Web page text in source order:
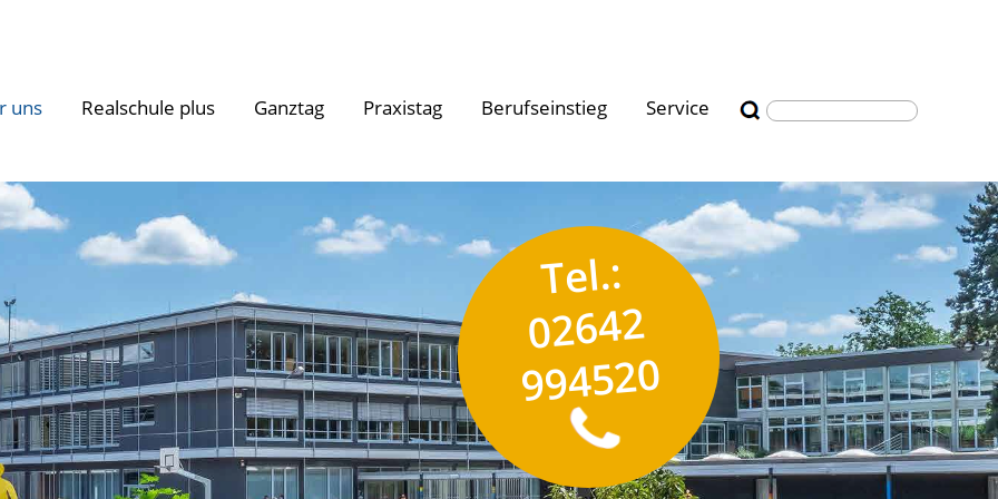
uns Realschule plus Ganztag Praxistag Berufseinstieg Service
Tel.:
02642
994520